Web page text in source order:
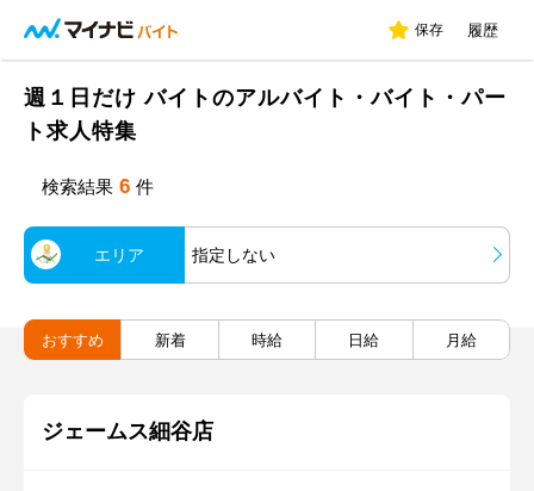
保存 履歴
週１日だけ バイトのアルバイト・バイト・パー
ト求人特集
検索結果 6 件
エリア 指定しない
おすすめ 新着 時給 日給 月給
ジェームス細谷店